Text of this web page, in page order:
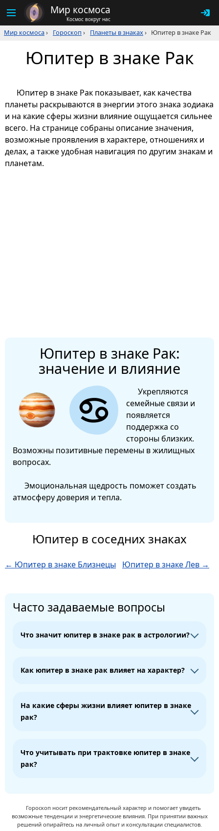
Мир космоса
Космос вокруг нас
Мир космоса› Гороскоп › Планеты в знаках› Юпитер в знаке Рак
Юпитер в знаке Рак
Юпитер в знаке Рак показывает, как качества
планеты раскрываются в энергии этого знака зодиака
и на какие сферы жизни влияние ощущается сильнее
всего. На странице собраны описание значения,
возможные проявления в характере, отношениях и
делах, а также удобная навигация по другим знакам и
планетам.
Юпитер в знаке Рак:
значение и влияние
Укрепляются
семейные связи и
появляется
поддержка со
стороны близких.
Возможны позитивные перемены в жилищных
вопросах.
Эмоциональная щедрость поможет создать
атмосферу доверия и тепла.
Юпитер в соседних знаках
← Юпитер в знаке Близнецы Юпитер в знаке Лев →
Часто задаваемые вопросы
Что значит юпитер в знаке рак в астрологии?
Как юпитер в знаке рак влияет на характер?
На какие сферы жизни влияет юпитер в знаке
рак?
Что учитывать при трактовке юпитер в знаке
рак?
Гороскоп носит рекомендательный характер и помогает увидеть
возможные тенденции и энергетические влияния. При принятии важных
решений опирайтесь на личный опыт и консультации специалистов.